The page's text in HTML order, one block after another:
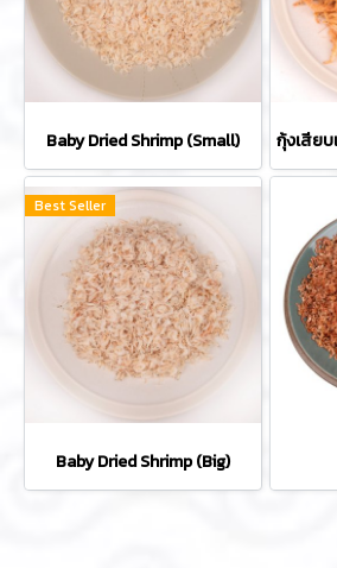
Baby Dried Shrimp (Small)
Best Seller
Baby Dried Shrimp (Big)